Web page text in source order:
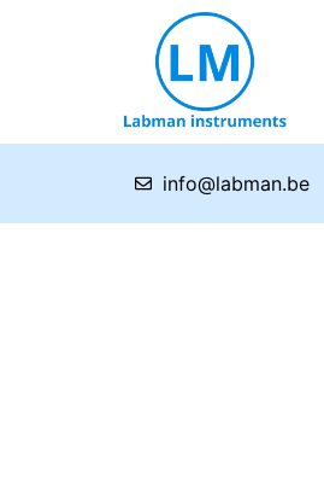
info@labman.be